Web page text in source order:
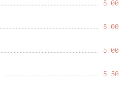
5.00
5.00
5.00
5.50